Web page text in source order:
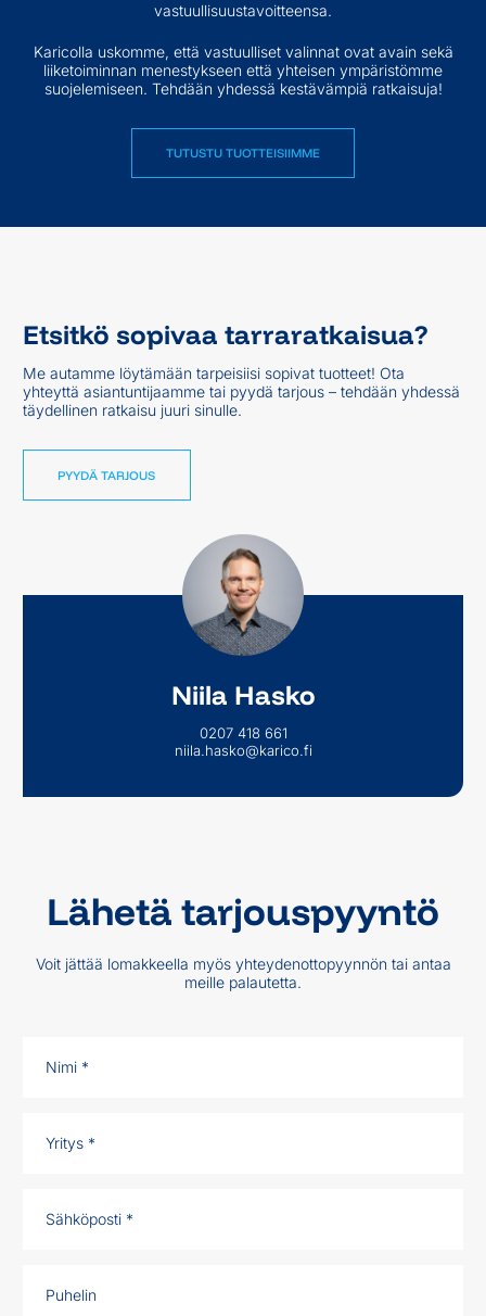
vastuullisuustavoitteensa.
Karicolla uskomme, että vastuulliset valinnat ovat avain sekä
liiketoiminnan menestykseen että yhteisen ympäristömme
suojelemiseen. Tehdään yhdessä kestävämpiä ratkaisuja!
TUTUSTU TUOTTEISIIMME
TUTUSTU TUOTTEISIIMME
Niila Hasko
0207 418 661
niila.hasko@karico.fi
Etsitkö sopivaa tarraratkaisua?
Me autamme löytämään tarpeisiisi sopivat tuotteet! Ota
yhteyttä asiantuntijaamme tai pyydä tarjous – tehdään yhdessä
täydellinen ratkaisu juuri sinulle.
PYYDÄ TARJOUS
PYYDÄ TARJOUS
Lähetä tarjouspyyntö
Voit jättää lomakkeella myös yhteydenottopyynnön tai antaa
meille palautetta.